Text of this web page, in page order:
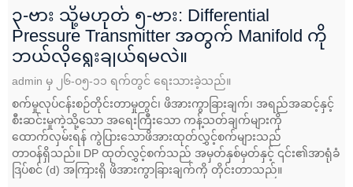
၃-ဗား သို့မဟုတ် ၅-ဗား: Differential
Pressure Transmitter အတွက် Manifold ကို
ဘယ်လိုရွေးချယ်ရမလဲ။
admin မှ ၂၆-၀၅-၁၁ ရက်တွင် ရေးသားခဲ့သည်။
စက်မှုလုပ်ငန်းစဉ်တိုင်းတာမှုတွင်၊ ဖိအားကွာခြားချက်၊ အရည်အဆင့်နှင့်
စီးဆင်းမှုကဲ့သို့သော အရေးကြီးသော ကန့်သတ်ချက်များကို
ထောက်လှမ်းရန် ကွဲပြားသောဖိအားထုတ်လွှင့်စက်များသည်
တာဝန်ရှိသည်။ DP ထုတ်လွှင့်စက်သည် အမှတ်နှစ်မှတ်နှင့် ၎င်း၏အာရုံခံ
ဒြပ်စင် (d) အကြားရှိ ဖိအားကွာခြားချက်ကို တိုင်းတာသည်။